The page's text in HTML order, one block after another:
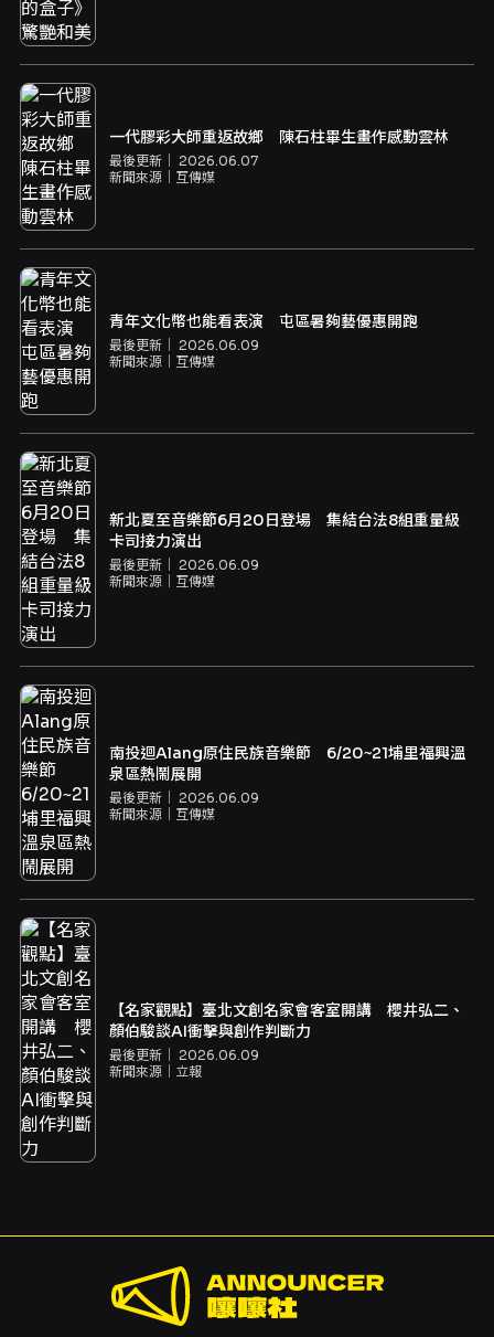
一代膠彩大師重返故鄉 陳石柱畢生畫作感動雲林
最後更新｜ 2026.06.07
新聞來源｜ 互傳媒
青年文化幣也能看表演 屯區暑夠藝優惠開跑
最後更新｜ 2026.06.09
新聞來源｜ 互傳媒
新北夏至音樂節6月20日登場 集結台法8組重量級
卡司接力演出
最後更新｜ 2026.06.09
新聞來源｜ 互傳媒
南投迴Alang原住民族音樂節 6/20~21埔里福興溫
泉區熱鬧展開
最後更新｜ 2026.06.09
新聞來源｜ 互傳媒
【名家觀點】臺北文創名家會客室開講 櫻井弘二、
顏伯駿談AI衝擊與創作判斷力
最後更新｜ 2026.06.09
新聞來源｜ 立報